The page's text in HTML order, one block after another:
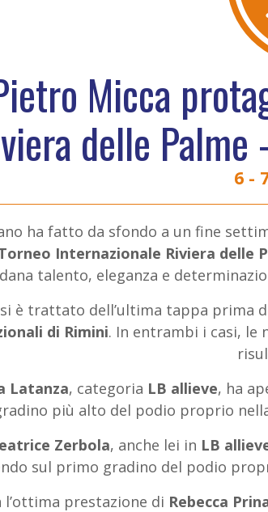
Micca
delle
6 -
ha fatto da sfondo a un fine
Internazionale Riviera delle
talento, eleganza e
è trattato dell’ultima tappa prima
di Rimini. In entrambi i casi, le
Latanza, categoria LB allieve, ha
più alto del podio proprio
Zerbola, anche lei in LB
sul primo gradino del podio
l’ottima prestazione di Rebecca